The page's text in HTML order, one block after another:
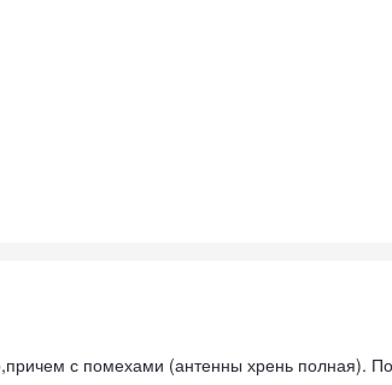
с помехами (антенны хрень полная).